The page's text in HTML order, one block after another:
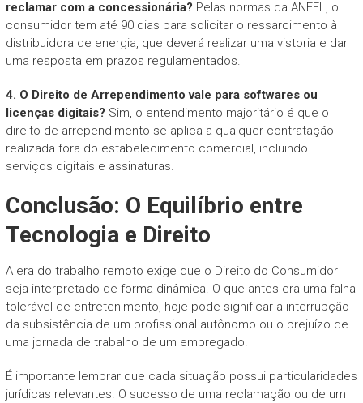
reclamar com a concessionária? Pelas normas da ANEEL, o
consumidor tem até 90 dias para solicitar o ressarcimento à
distribuidora de energia, que deverá realizar uma vistoria e dar
uma resposta em prazos regulamentados.
4. O Direito de Arrependimento vale para softwares ou
licenças digitais? Sim, o entendimento majoritário é que o
direito de arrependimento se aplica a qualquer contratação
realizada fora do estabelecimento comercial, incluindo
serviços digitais e assinaturas.
Conclusão: O Equilíbrio entre
Tecnologia e Direito
A era do trabalho remoto exige que o Direito do Consumidor
seja interpretado de forma dinâmica. O que antes era uma falha
tolerável de entretenimento, hoje pode significar a interrupção
da subsistência de um profissional autônomo ou o prejuízo de
uma jornada de trabalho de um empregado.
É importante lembrar que cada situação possui particularidades
jurídicas relevantes. O sucesso de uma reclamação ou de um